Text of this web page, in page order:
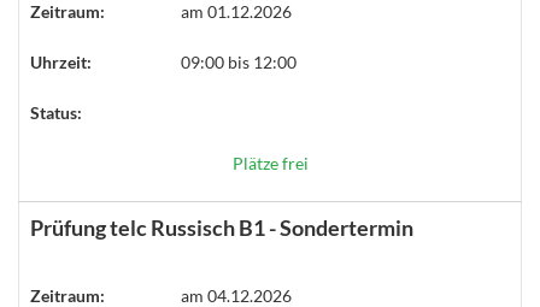
Zeitraum: am 01.12.2026
Uhrzeit: 09:00 bis 12:00
Status:
Plätze frei
Prüfung telc Russisch B1 - Sondertermin
Zeitraum: am 04.12.2026